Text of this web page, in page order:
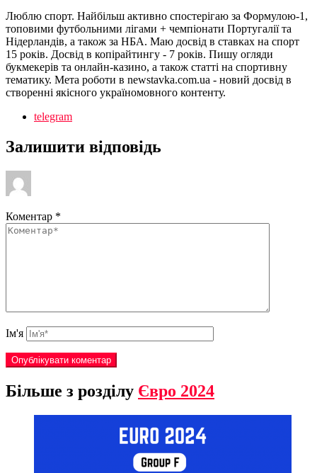
Люблю спорт. Найбільш активно спостерігаю за Формулою-1,
топовими футбольними лігами + чемпіонати Португалії та
Нідерландів, а також за НБА. Маю досвід в ставках на спорт
15 років. Досвід в копірайтингу - 7 років. Пишу огляди
букмекерів та онлайн-казино, а також статті на спортивну
тематику. Мета роботи в newstavka.com.ua - новий досвід в
створенні якісного україномовного контенту.
telegram
Залишити відповідь
Коментар *
Ім'я
Більше з розділу Євро 2024